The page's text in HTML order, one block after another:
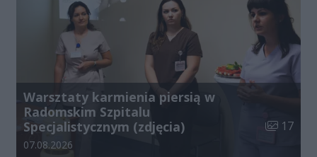
Warsztaty karmienia piersią w
Radomskim Szpitalu
Specjalistycznym (zdjęcia)
Liczba
17
Data dodania galerii:
07.08.2026